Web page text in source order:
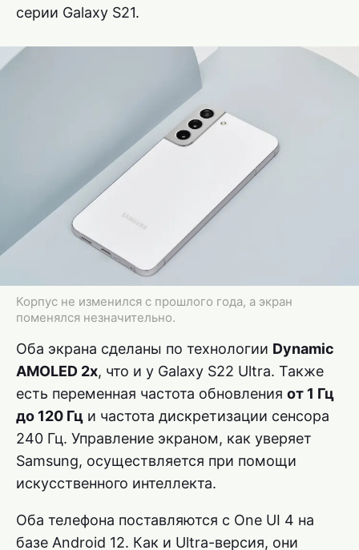
серии Galaxy S21.
Корпус не изменился с прошлого года, а экран
поменялся незначительно.
Оба экрана сделаны по технологии Dynamic
AMOLED 2x, что и у Galaxy S22 Ultra. Также
есть переменная частота обновления от 1 Гц
до 120 Гц и частота дискретизации сенсора
240 Гц. Управление экраном, как уверяет
Samsung, осуществляется при помощи
искусственного интеллекта.
Оба телефона поставляются с One UI 4 на
базе Android 12. Как и Ultra-версия, они